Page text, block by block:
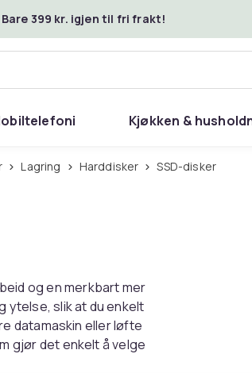
Bare 399 kr. igjen til fri frakt!
Kjøkken &
Lagring Harddisker SSD-disker
og en merkbart mer
ytelse, slik at du enkelt
datamaskin eller løfte
gjør det enkelt å velge